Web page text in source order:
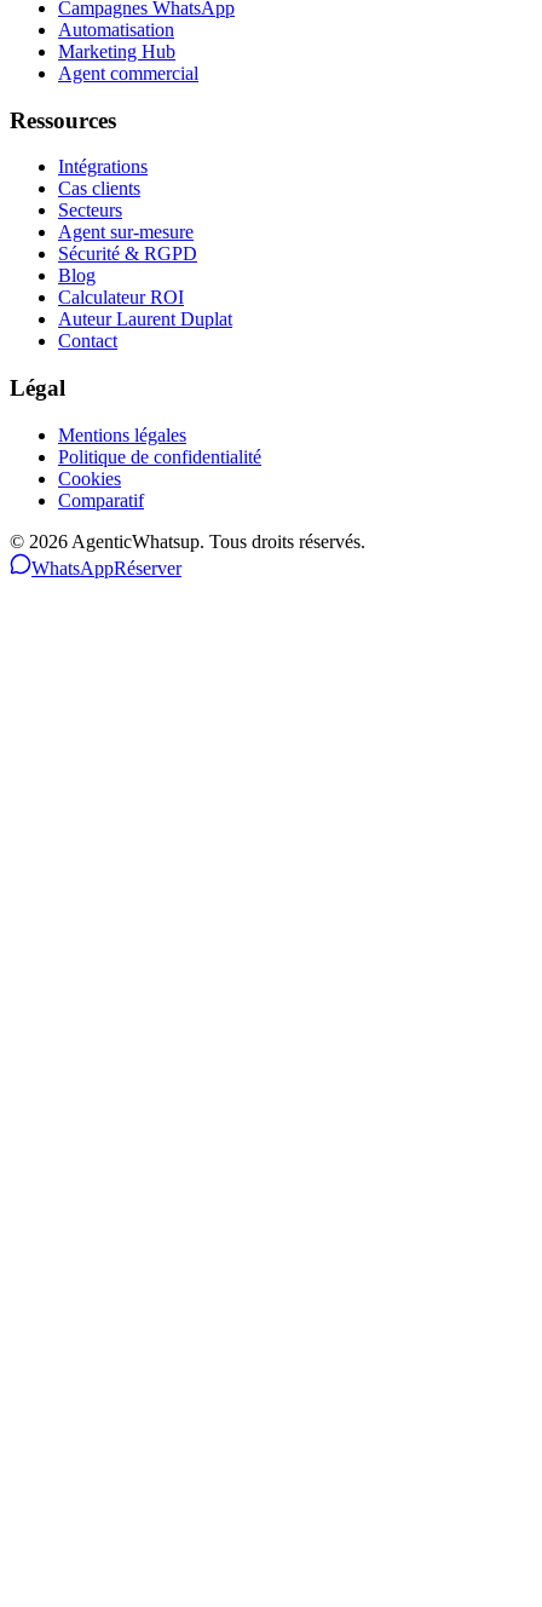
Campagnes WhatsApp
Automatisation
Marketing Hub
Agent commercial
Ressources
Intégrations
Cas clients
Secteurs
Agent sur-mesure
Sécurité & RGPD
Blog
Calculateur ROI
Auteur Laurent Duplat
Contact
Légal
Mentions légales
Politique de confidentialité
Cookies
Comparatif
© 2026 AgenticWhatsup. Tous droits réservés.
WhatsAppRéserver